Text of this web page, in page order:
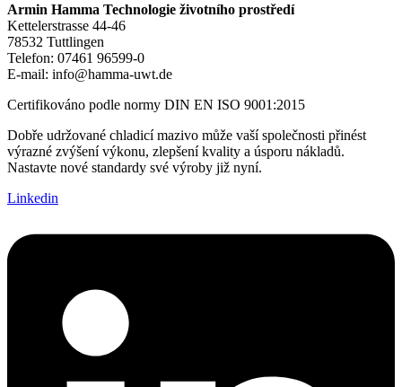
Armin Hamma Technologie životního prostředí
Kettelerstrasse 44-46
78532 Tuttlingen
Telefon: 07461 96599-0
E-mail: info@hamma-uwt.de
Certifikováno podle normy DIN EN ISO 9001:2015
Dobře udržované chladicí mazivo může vaší společnosti přinést
výrazné zvýšení výkonu, zlepšení kvality a úsporu nákladů.
Nastavte nové standardy své výroby již nyní.
Linkedin